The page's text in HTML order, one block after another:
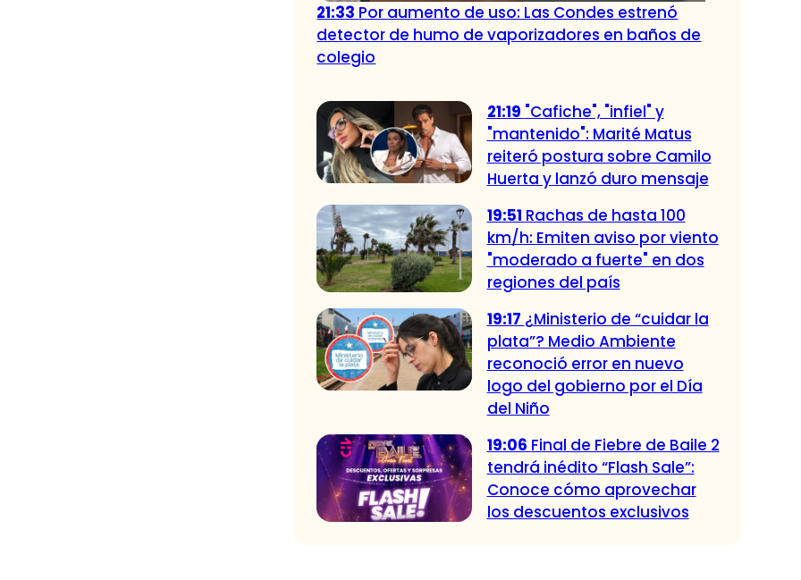
21:33 Por aumento de uso: Las Condes estrenó
detector de humo de vaporizadores en baños de
colegio
21:19 "Cafiche", "infiel" y
"mantenido": Marité Matus
reiteró postura sobre Camilo
Huerta y lanzó duro mensaje
19:51 Rachas de hasta 100
km/h: Emiten aviso por viento
"moderado a fuerte" en dos
regiones del país
19:17 ¿Ministerio de “cuidar la
plata”? Medio Ambiente
reconoció error en nuevo
logo del gobierno por el Día
del Niño
19:06 Final de Fiebre de Baile 2
tendrá inédito “Flash Sale”:
Conoce cómo aprovechar
los descuentos exclusivos